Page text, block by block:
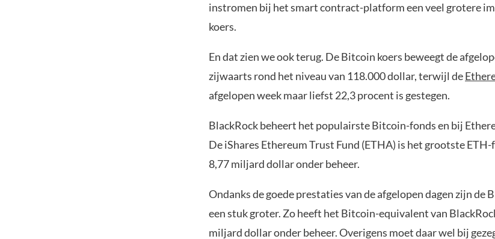
instromen bij het smart contract-platform een veel grotere
koers.
En dat zien we ook terug. De Bitcoin koers beweegt de
zijwaarts rond het niveau van 118.000 dollar, terwijl de
afgelopen week maar liefst 22,3 procent is gestegen.
BlackRock beheert het populairste Bitcoin-fonds en bij
De iShares Ethereum Trust Fund (ETHA) is het grootste
8,77 miljard dollar onder beheer.
Ondanks de goede prestaties van de afgelopen dagen zijn de
een stuk groter. Zo heeft het Bitcoin-equivalent van
miljard dollar onder beheer. Overigens moet daar wel bij